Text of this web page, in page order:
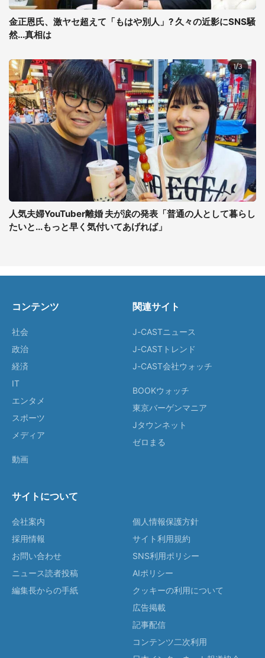
金正恩氏、激ヤセ超えて「もはや別人」? 久々の近影にSNS騒
然...真相は
人気夫婦YouTuber離婚 夫が涙の発表「普通の人として暮らし
たいと...もっと早く気付いてあげれば」
コンテンツ
社会
政治
経済
IT
エンタメ
スポーツ
メディア
動画
関連サイト
J-CASTニュース
J-CASTトレンド
J-CAST会社ウォッチ
BOOKウォッチ
東京バーゲンマニア
Jタウンネット
ゼロまる
サイトについて
会社案内
採用情報
お問い合わせ
ニュース読者投稿
編集長からの手紙
個人情報保護方針
サイト利用規約
SNS利用ポリシー
AIポリシー
クッキーの利用について
広告掲載
記事配信
コンテンツ二次利用